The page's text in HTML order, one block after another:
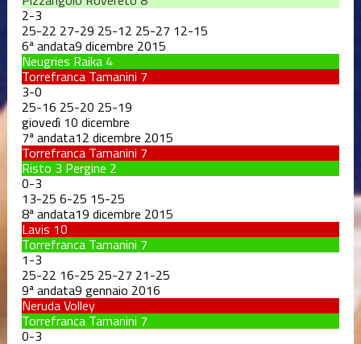
2-3
25-22 27-29 25-12 25-27 12-15
6ª andata9 dicembre 2015
Neugries Raika 4
Torrefranca Tamanini 7
3-0
25-16 25-20 25-19
giovedì 10 dicembre
7ª andata12 dicembre 2015
Torrefranca Tamanini 7
Risto 3 Pergine 2
0-3
13-25 6-25 15-25
8ª andata19 dicembre 2015
Lavis 10
Torrefranca Tamanini 7
1-3
25-22 16-25 25-27 21-25
9ª andata9 gennaio 2016
Neruda Volley
Torrefranca Tamanini 7
0-3